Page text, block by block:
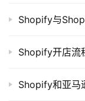
Shopify与
Shopify开店流
Shopify和亚马